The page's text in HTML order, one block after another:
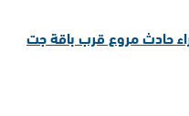
حادث مروع قرب باقة جت